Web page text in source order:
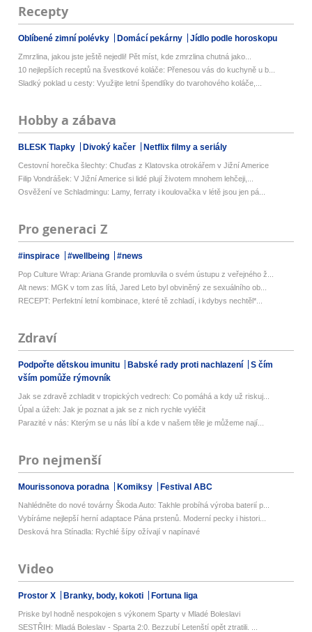
Recepty
Oblíbené zimní polévky Domácí pekárny Jídlo podle horoskopu
Zmrzlina, jakou jste ještě nejedli! Pět míst, kde zmrzlina chutná jako...
10 nejlepších receptů na švestkové koláče: Přenesou vás do kuchyně u b...
Sladký poklad u cesty: Využijte letní špendlíky do tvarohového koláče,...
Hobby a zábava
BLESK Tlapky Divoký kačer Netflix filmy a seriály
Cestovní horečka šlechty: Chuďas z Klatovska otrokářem v Jižní Americe
Filip Vondrášek: V Jižní Americe si lidé plují životem mnohem lehčeji,...
Osvěžení ve Schladmingu: Lamy, ferraty i koulovačka v létě jsou jen pá...
Pro generaci Z
#inspirace #wellbeing #news
Pop Culture Wrap: Ariana Grande promluvila o svém ústupu z veřejného ž...
Alt news: MGK v tom zas lítá, Jared Leto byl obviněný ze sexuálního ob...
RECEPT: Perfektní letní kombinace, které tě zchladí, i kdybys nechtěl*...
Zdraví
Podpořte dětskou imunitu Babské rady proti nachlazení
S čím
vším pomůže rýmovník
Jak se zdravě zchladit v tropických vedrech: Co pomáhá a kdy už riskuj...
Úpal a úžeh: Jak je poznat a jak se z nich rychle vyléčit
Parazité v nás: Kterým se u nás líbí a kde v našem těle je můžeme nají...
Pro nejmenší
Mourissonova poradna Komiksy Festival ABC
Nahlédněte do nové továrny Škoda Auto: Takhle probíhá výroba baterií p...
Vybíráme nejlepší herní adaptace Pána prstenů. Moderní pecky i histori...
Desková hra Stínadla: Rychlé šípy ožívají v napínavé
Video
Prostor X Branky, body, kokoti Fortuna liga
Priske byl hodně nespokojen s výkonem Sparty v Mladé Boleslavi
SESTŘIH: Mladá Boleslav - Sparta 2:0. Bezzubí Letenští opět ztratili. ...